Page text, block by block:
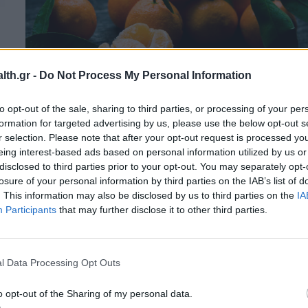
- Do Not Process My Personal Information
opt-out of the sale, sharing to third parties, or processing of your
for targeted advertising by us, please use the below opt-out
selection. Please note that after your opt-out request is processed
interest-based ads based on personal information utilized by us
to third parties prior to your opt-out. You may separately
of your personal information by third parties on the IAB’s list of
This information may also be disclosed by us to third parties on the
Participants that may further disclose it to other third parties.
Data Processing Opt Outs
opt-out of the Sharing of my personal data.
ΔΙΑΤΡΟΦΉ 01/12/2025 - 09:43
Επτά πολύ καλοί λόγοι για να εντάξετε
τα μανταρίνια στη διατροφή σας